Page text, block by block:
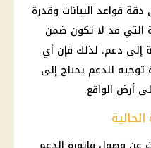
قواعد البيانات وقدرة
التي قد لا تكون ضمن
إلى دعم. لذلك فإن أي
توجيه للدعم يحتاج إلى
أرض الواقع.